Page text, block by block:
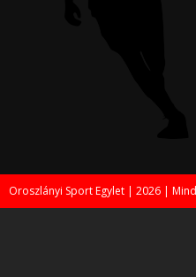
Oroszlányi Sport Egylet | 2026 |